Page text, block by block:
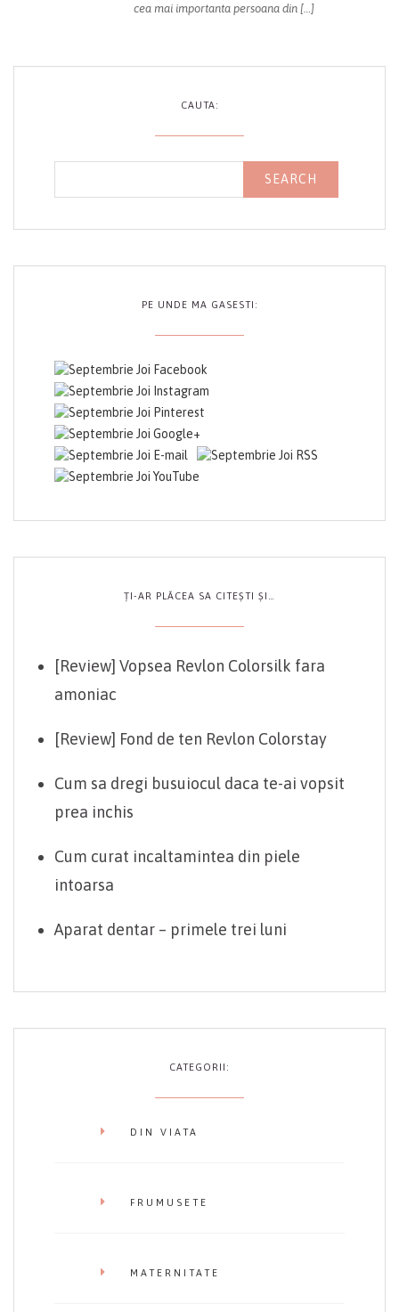
cea mai importanta persoana din […]
CAUTA:
PE UNDE MA GASESTI:
ȚI-AR PLĂCEA SA CITEȘTI ȘI…
[Review] Vopsea Revlon Colorsilk fara
amoniac
[Review] Fond de ten Revlon Colorstay
Cum sa dregi busuiocul daca te-ai vopsit
prea inchis
Cum curat incaltamintea din piele
intoarsa
Aparat dentar – primele trei luni
CATEGORII:
DIN VIATA
FRUMUSETE
MATERNITATE